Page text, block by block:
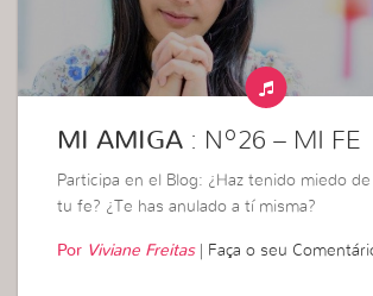
MI AMIGA : Nº26 – MI FE
Participa en el Blog: ¿Haz tenido miedo
tu fe? ¿Te has anulado a tí misma?
Por Viviane Freitas| Faça o seu